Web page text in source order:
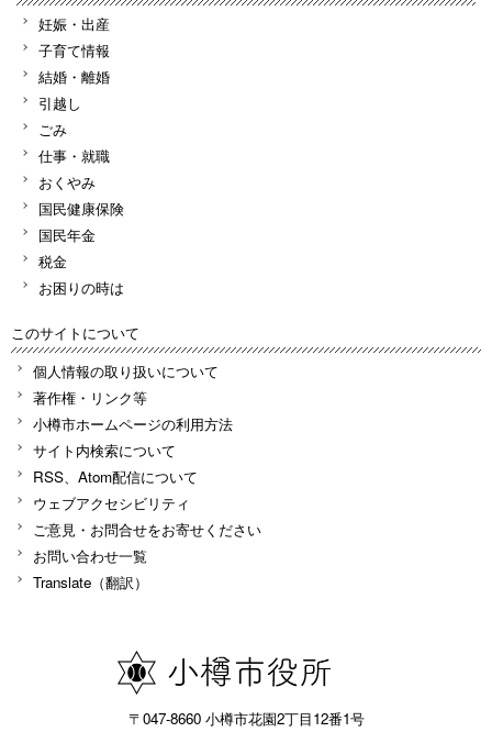
妊娠・出産
子育て情報
結婚・離婚
引越し
ごみ
仕事・就職
おくやみ
国民健康保険
国民年金
税金
お困りの時は
このサイトについて
個人情報の取り扱いについて
著作権・リンク等
小樽市ホームページの利用方法
サイト内検索について
RSS、Atom配信について
ウェブアクセシビリティ
ご意見・お問合せをお寄せください
お問い合わせ一覧
Translate（翻訳）
〒047-8660 小樽市花園2丁目12番1号